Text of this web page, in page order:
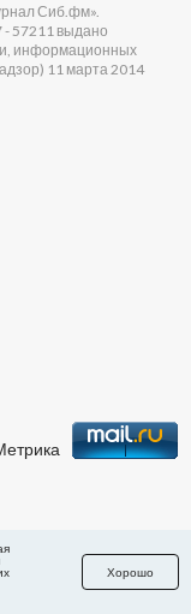
Сиб.фм».
57211 выдано
информационных
11 марта 2014
Хорошо